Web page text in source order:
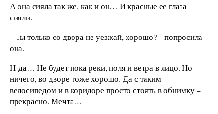
А она сияла так же, как и он… И красные ее глаза
сияли.
– Ты только со двора не уезжай, хорошо? – попросила
она.
Н-да… Не будет пока реки, поля и ветра в лицо. Но
ничего, во дворе тоже хорошо. Да с таким
велосипедом и в коридоре просто стоять в обнимку –
прекрасно. Мечта…